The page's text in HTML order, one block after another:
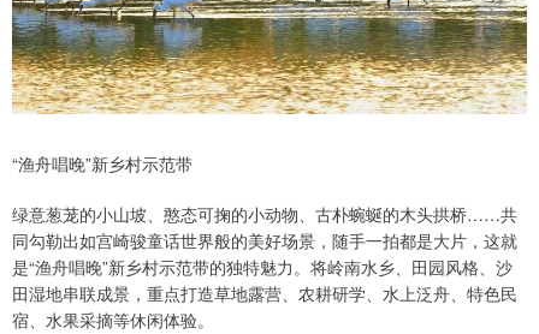
“渔舟唱晚”新乡村示范带
绿意葱茏的小山坡、憨态可掬的小动物、古朴蜿蜒的木头拱桥……共
同勾勒出如宫崎骏童话世界般的美好场景，随手一拍都是大片，这就
是“渔舟唱晚”新乡村示范带的独特魅力。将岭南水乡、田园风格、沙
田湿地串联成景，重点打造草地露营、农耕研学、水上泛舟、特色民
宿、水果采摘等休闲体验。